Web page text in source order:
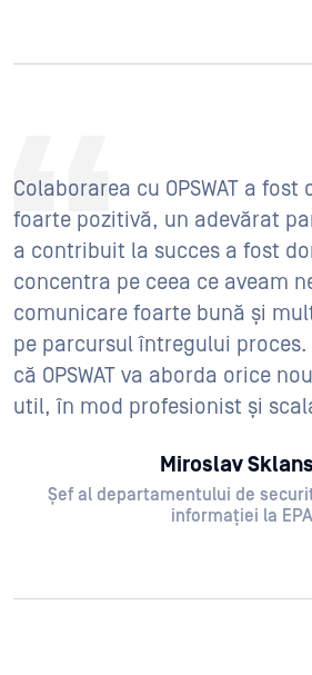
Colaborarea cu OPSWAT a fost
foarte pozitivă, un adevărat
a contribuit la succes a fost
concentra pe ceea ce aveam
comunicare foarte bună și
pe parcursul întregului
că OPSWAT va aborda orice
util, în mod profesionist și
Miroslav
Șef al departamentului de
informației la